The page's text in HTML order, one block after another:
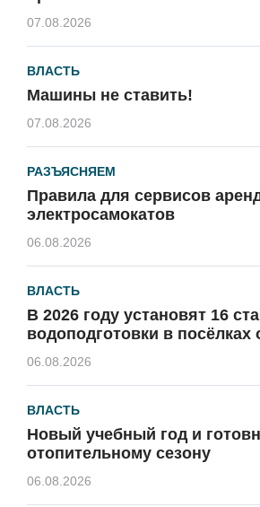
07.08.2026
ВЛАСТЬ
Машины не ставить!
07.08.2026
РАЗЪЯСНЯЕМ
Правила для сервисов
электросамокатов
06.08.2026
ВЛАСТЬ
В 2026 году установят 16
водоподготовки в посёлках
06.08.2026
ВЛАСТЬ
Новый учебный год и
отопительному сезону
06.08.2026